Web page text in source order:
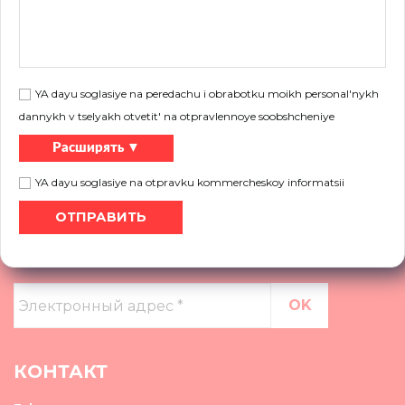
YA dayu soglasiye na peredachu i obrabotku moikh personal'nykh
dannykh v tselyakh otvetit' na otpravlennoye soobshcheniye
Расширять ▼
YA dayu soglasiye na otpravku kommercheskoy informatsii
Хотите узнать больше о наших продуктах, не знаете, какое решение
Более
Электронный
адрес
*
КОНТАКТ